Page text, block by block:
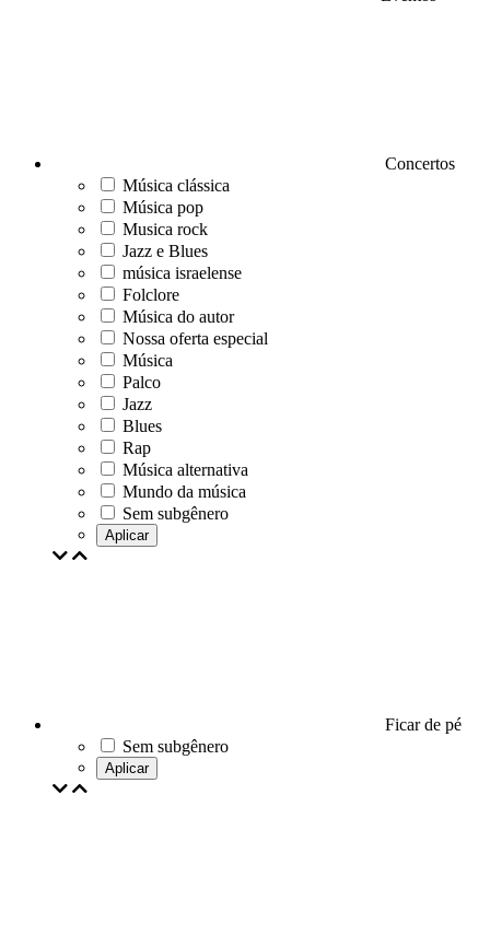
Concertos
Música clássica
Música pop
Musica rock
Jazz e Blues
música israelense
Folclore
Música do autor
Nossa oferta especial
Música
Palco
Jazz
Blues
Rap
Música alternativa
Mundo da música
Sem subgênero
Aplicar
Ficar de pé
Sem subgênero
Aplicar